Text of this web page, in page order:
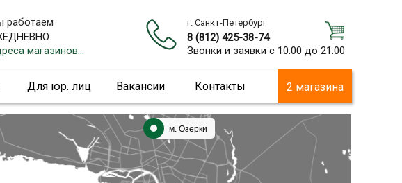
г. Санкт-Петербург
8 (812) 425-38-74
Звонки и заявки с 10:00 до 21:00
работаем
магазинов...
Для юр. лиц Вакансии Контакты 2 магазина
м. Озерки